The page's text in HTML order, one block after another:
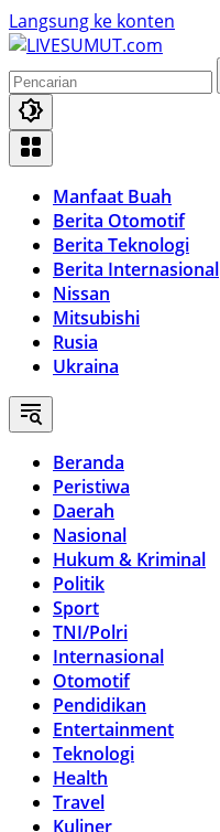
Langsung ke konten
Manfaat Buah
Berita Otomotif
Berita Teknologi
Berita Internasional
Nissan
Mitsubishi
Rusia
Ukraina
Beranda
Peristiwa
Daerah
Nasional
Hukum & Kriminal
Politik
Sport
TNI/Polri
Internasional
Otomotif
Pendidikan
Entertainment
Teknologi
Health
Travel
Kuliner